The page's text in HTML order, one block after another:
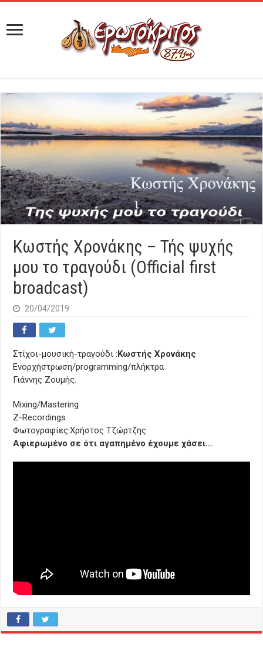
Κωστής Χρονάκης – Τής ψυχής
μου το τραγούδι (Οfficial first
broadcast)
20/04/2019
Στίχοι-μουσική-τραγούδι :Κωστής Χρονάκης
Ενορχήστρωση/programming/πλήκτρα
Γιάννης Ζουμής.
Mixing/Mastering
Z-Recordings
Φωτογραφίες:Χρήστος Τζώρτζης
Aφιερωμένο σε ότι αγαπημένο έχουμε χάσει…